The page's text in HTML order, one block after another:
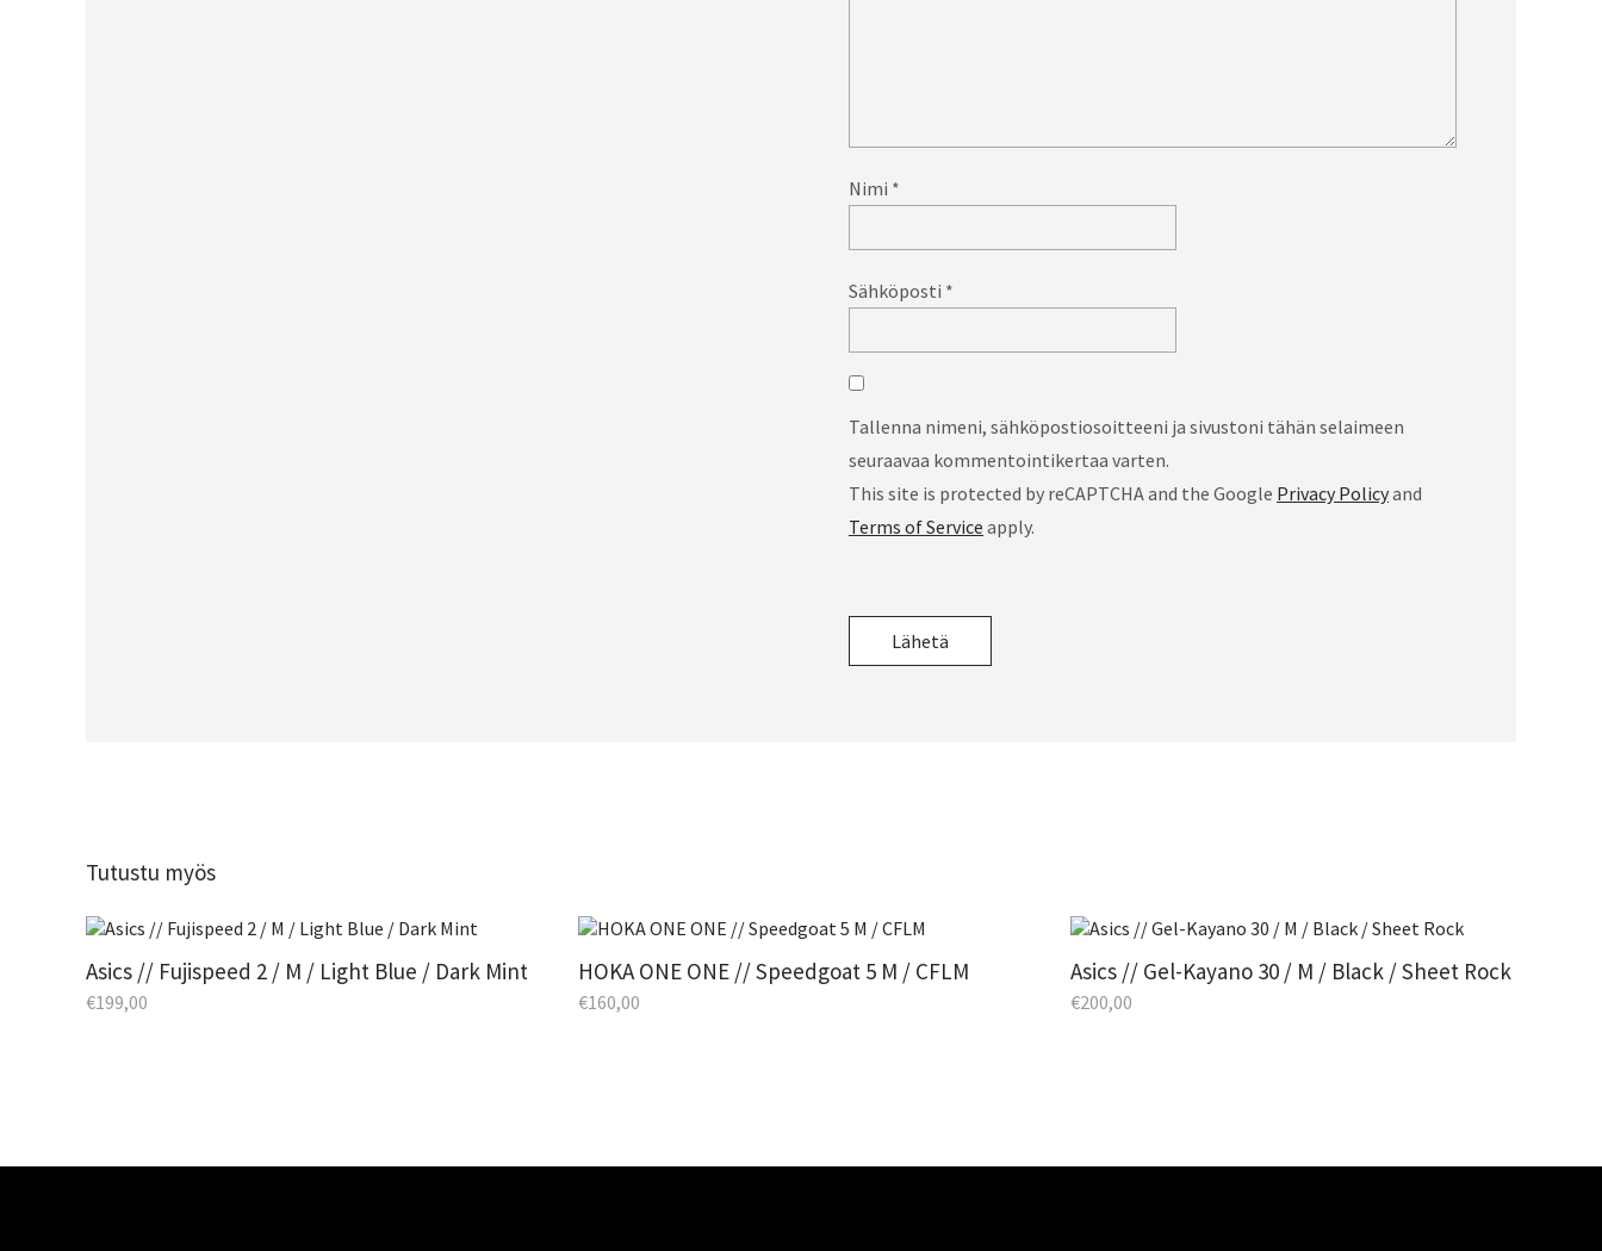
Nimi *
Sähköposti *
Tallenna nimeni, sähköpostiosoitteeni ja sivustoni tähän selaimeen
seuraavaa kommentointikertaa varten.
This site is protected by reCAPTCHA and the Google Privacy Policyand
Terms of Service apply.
Tutustu myös
Asics // Fujispeed 2 / M / Light Blue / Dark Mint
€199,00
HOKA ONE ONE // Speedgoat 5 M / CFLM
€160,00
Asics // Gel-Kayano 30 / M / Black / Sheet Rock
€200,00